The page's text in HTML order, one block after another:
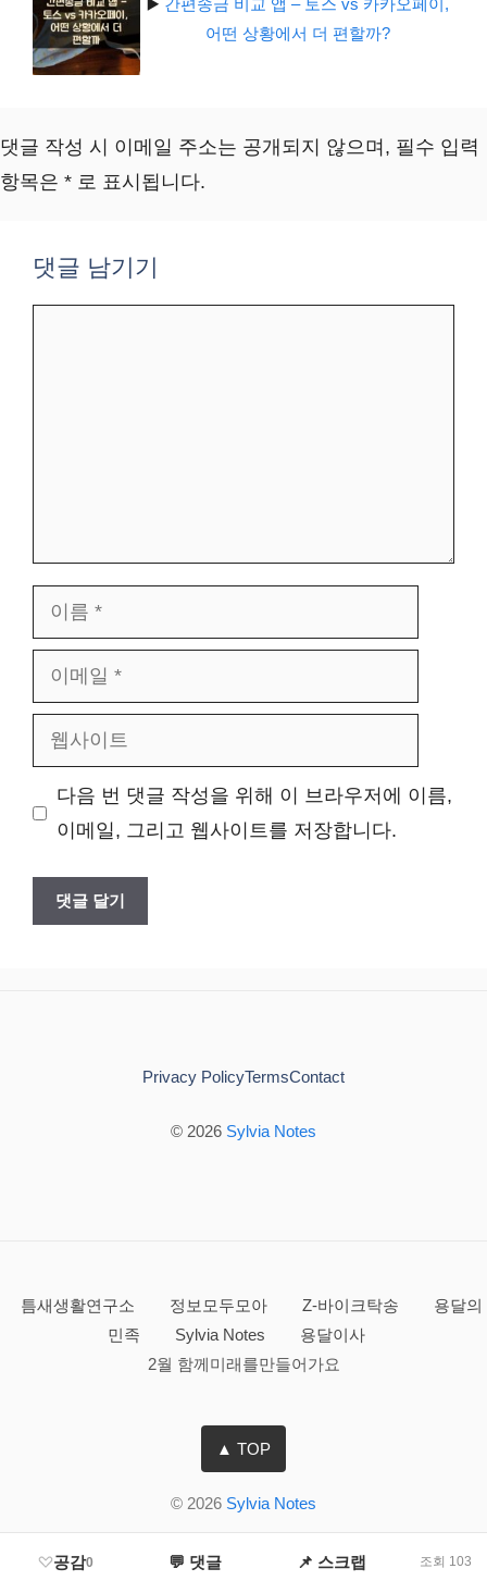
▶️ 간편송금 비교 앱 – 토스 vs 카카오페이,
어떤 상황에서 더 편할까?
댓글 작성 시 이메일 주소는 공개되지 않으며, 필수 입력
항목은 * 로 표시됩니다.
댓글 남기기
름
메
사
다음 번 댓글 작성을 위해 이 브라우저에 이름,
이메일, 그리고 웹사이트를 저장합니다.
© 2026 Sylvia Notes
Privacy PolicyTermsContact
공감0 💬 댓글 📌 스크랩 조회 103
틈새생활연구소 정보모두모아 Z-바이크탁송
용달의
민족
Sylvia Notes
용달이사
2월 함께미래를만들어가요
▲ TOP
© 2026 Sylvia Notes